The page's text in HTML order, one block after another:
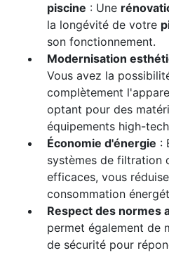
piscine : Une
la longévité de votre
son fonctionnement.
Modernisation
Vous avez la
complètement
optant pour des
équipements high-
Économie d'énergie :
systèmes de filtration
efficaces, vous
consommation
Respect des normes
permet également de
de sécurité pour